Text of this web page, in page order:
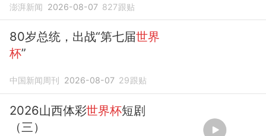
澎湃新闻 2026-08-07 827跟贴
80岁总统，出战“第七届世界
杯”
中国新闻周刊 2026-08-07 29跟贴
2026山西体彩世界杯短剧
（三）